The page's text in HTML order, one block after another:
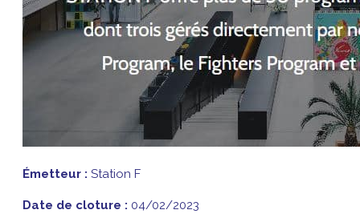
Émetteur : Station F
Date de cloture : 04/02/2023